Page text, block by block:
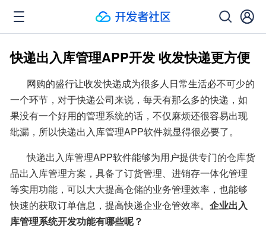
快递出入库管理APP开发 收发快递更方便
一个环节，对于快递公司来说，每天有那么多的快递，如
果没有一个好用的管理系统的话，不仅麻烦还很容易出现
纰漏，所以快递出入库管理APP软件就显得很必要了。
       快递出入库管理APP软件能够为用户提供专门的仓库货
品出入库管理方案，具备了订货管理、进销存一体化管理
等实用功能，可以大大提高仓储的业务管理效率，也能够
快速的获取订单信息，提高快递企业仓管效率。 企业出入
库管理系统开发功能有哪些呢？